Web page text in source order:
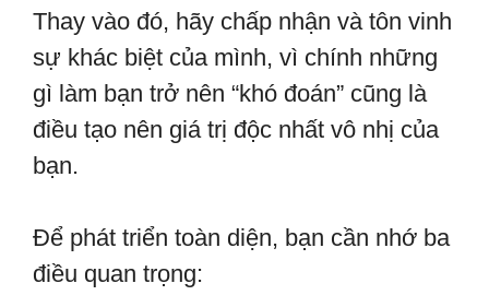
Thay vào đó, hãy chấp nhận và tôn vinh
sự khác biệt của mình, vì chính những
gì làm bạn trở nên “khó đoán” cũng là
điều tạo nên giá trị độc nhất vô nhị của
bạn.
Để phát triển toàn diện, bạn cần nhớ ba
điều quan trọng: